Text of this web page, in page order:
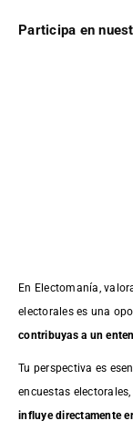
Participa en
En Electomanía,
electorales es una
contribuyas a un
Tu perspectiva es
encuestas
influye directamente